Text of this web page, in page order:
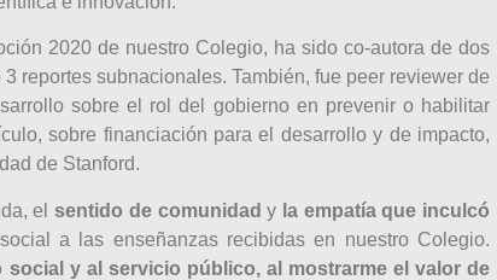
2020 de nuestro Colegio, ha sido co-autora de dos
reportes subnacionales. También, fue peer reviewer de
sobre el rol del gobierno en prevenir o habilitar
sobre financiación para el desarrollo y de impacto,
de Stanford.
el sentido de comunidad y la empatía que inculcó
a las enseñanzas recibidas en nuestro Colegio.
y al servicio público, al mostrarme el valor de